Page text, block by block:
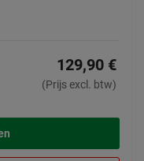
129,90 €
(Prijs excl. btw)